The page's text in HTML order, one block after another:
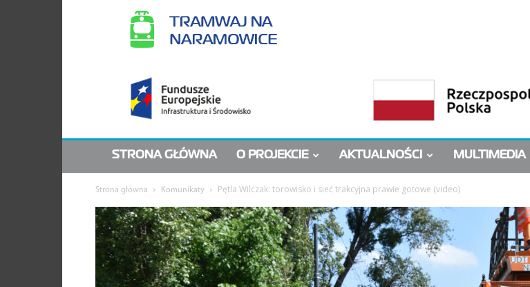
Naramowice
informacyjne
STRONA GŁÓWNA O PROJEKCIE AKTUALNOŚCI MULTIMEDIA
Strona główna Komunikaty Pętla Wilczak: torowisko i sieć trakcyjna prawie gotowe (video)